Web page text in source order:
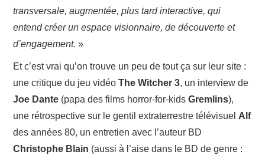
transversale, augmentée, plus tard interactive, qui
entend créer un espace visionnaire, de découverte et
d’engagement. »
Et c’est vrai qu’on trouve un peu de tout ça sur leur site :
une critique du jeu vidéoThe Witcher 3, un interview de
Joe Dante (papa des films horror-for-kidsGremlins),
une rétrospective sur le gentil extraterrestre télévisuel Alf
des années 80, un entretien avec l’auteur BD
Christophe Blain (aussi à l’aise dans le BD de genre :